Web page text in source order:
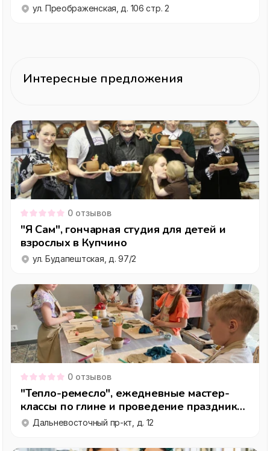
ул. Преображенская, д. 106 стр. 2
Интересные предложения
0 отзывов
"Я Сам", гончарная студия для детей и
взрослых в Купчино
ул. Будапештская, д. 97/2
0 отзывов
"Тепло-ремесло", ежедневные мастер-
классы по глине и проведение праздников
для детей и взрослых
Дальневосточный пр-кт, д. 12